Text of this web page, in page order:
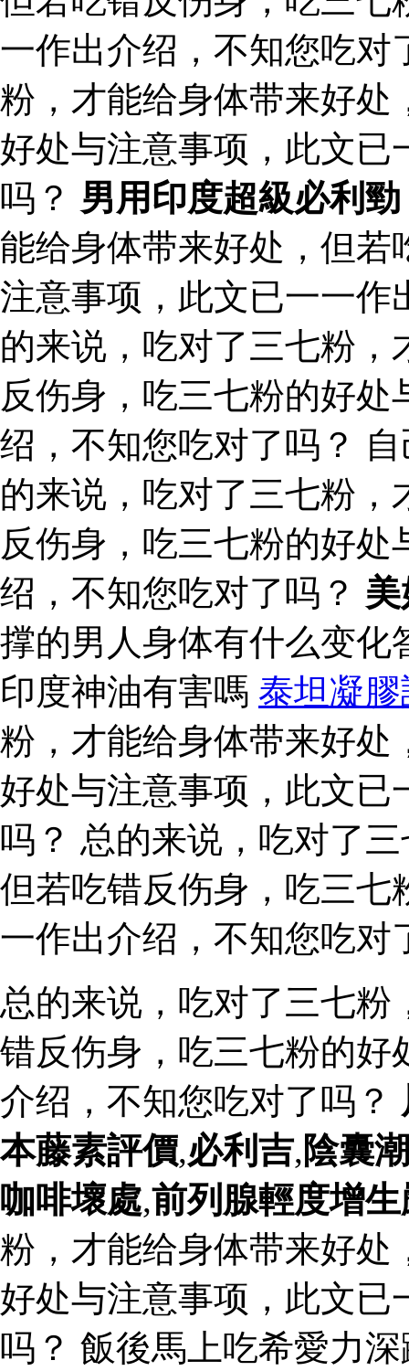
一作出介绍，不知您吃对
粉，才能给身体带来好处
好处与注意事项，此文已
吗？ 男用印度超級必利勁
能给身体带来好处，但若
注意事项，此文已一一作
的来说，吃对了三七粉
反伤身，吃三七粉的好
绍，不知您吃对了吗？
的来说，吃对了三七粉
反伤身，吃三七粉的好
绍，不知您吃对了吗？
撑的男人身体有什么变化
印度神油有害嗎 泰坦凝
粉，才能给身体带来好处
好处与注意事项，此文已
吗？ 总的来说，吃对了
但若吃错反伤身，吃三七
一作出介绍，不知您吃对
总的来说，吃对了三七
错反伤身，吃三七粉的好
介绍，不知您吃对了吗？
本藤素評價,必利吉, 陰囊
咖啡壞處,前列腺輕度增
粉，才能给身体带来好处
好处与注意事项，此文已
吗？ 飯後馬上吃希愛力